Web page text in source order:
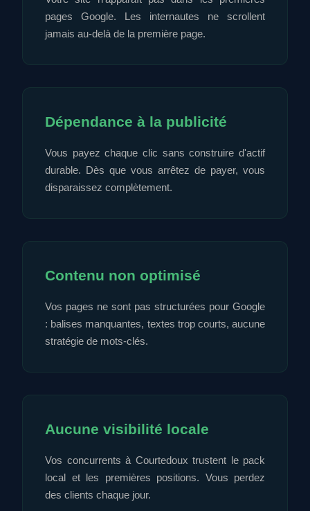
pages Google. Les internautes ne scrollent
jamais au-delà de la première page.
Dépendance à la publicité
Vous payez chaque clic sans construire d'actif
durable. Dès que vous arrêtez de payer, vous
disparaissez complètement.
Contenu non optimisé
Vos pages ne sont pas structurées pour Google
: balises manquantes, textes trop courts, aucune
stratégie de mots-clés.
Aucune visibilité locale
Vos concurrents à Courtedoux trustent le pack
local et les premières positions. Vous perdez
des clients chaque jour.